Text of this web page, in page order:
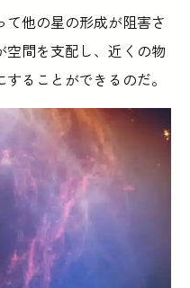
他の星の形成が阻害さ
空間を支配し、近くの物
ることができるのだ。